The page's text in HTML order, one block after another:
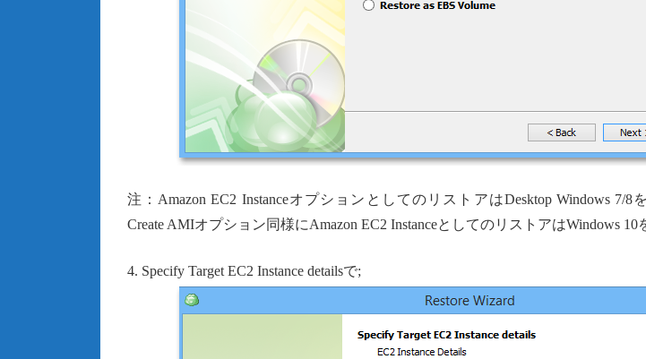
注：Amazon EC2 InstanceオプションとしてのリストアはDesktop Windows 7/8
Create AMIオプション同様にAmazon EC2 InstanceとしてのリストアはWindows 10
4. Specify Target EC2 Instance detailsで;